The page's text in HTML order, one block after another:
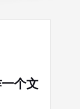
个文